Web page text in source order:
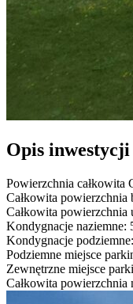
Opis inwestycji
Powierzchnia całkowita
Całkowita powierzchnia
Całkowita powierzchnia
Kondygnacje naziemne:
Kondygnacje podziemne:
Podziemne miejsce
Zewnętrzne miejsce
Całkowita powierzchnia